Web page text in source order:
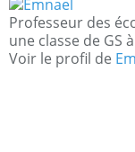
Professeur des
une classe de GS
Voir le profil de